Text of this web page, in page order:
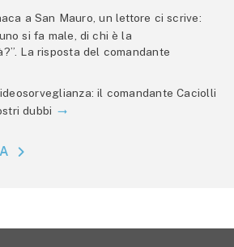
a San Mauro, un lettore ci scrive:
si fa male, di chi è la
La risposta del comandante
il comandante Caciolli
dubbi